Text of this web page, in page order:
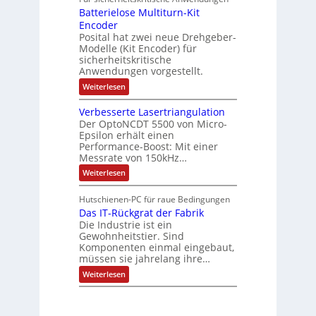
o
g
e
w
ä
h
t
f
t
e
e
ä
l
t
S
c
h
u
t
z
l
a
c
k
b
e
s
c
i
c
h
t
u
n
g
f
s
l
o
s
e
F
a
n
g
s
c
h
a
l
t
u
n
g
Batterielose Multiturn-Kit
Encoder
Posital hat zwei neue Drehgeber-
Modelle (Kit Encoder) für
sicherheitskritische
Anwendungen vorgestellt.
Weiterlesen:
B
t
t
e
r
i
e
l
o
e
M
u
l
t
i
t
u
r
Verbesserte Lasertriangulation
Der OptoNCDT 5500 von Micro-
Epsilon erhält einen
Performance-Boost: Mit einer
Messrate von 150kHz…
Weiterlesen:
V
r
b
e
s
s
e
r
t
e
L
Hutschienen-PC für raue Bedingungen
Das IT-Rückgrat der Fabrik
Die Industrie ist ein
Gewohnheitstier. Sind
Komponenten einmal eingebaut,
müssen sie jahrelang ihre…
Weiterlesen:
D